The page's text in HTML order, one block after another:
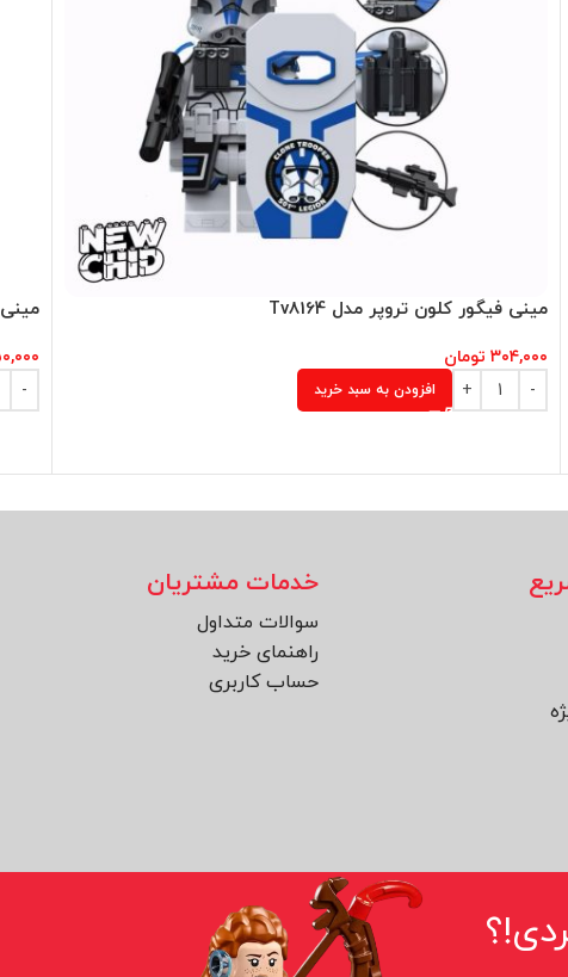
مینی فیگور کلون تروپر مدل Tv8164
۳۰۴,۰۰۰ تومان
افزودن به سبد خرید
مینی
خدمات مشتریان
سوالات متداول
راهنمای خرید
حساب کاربری